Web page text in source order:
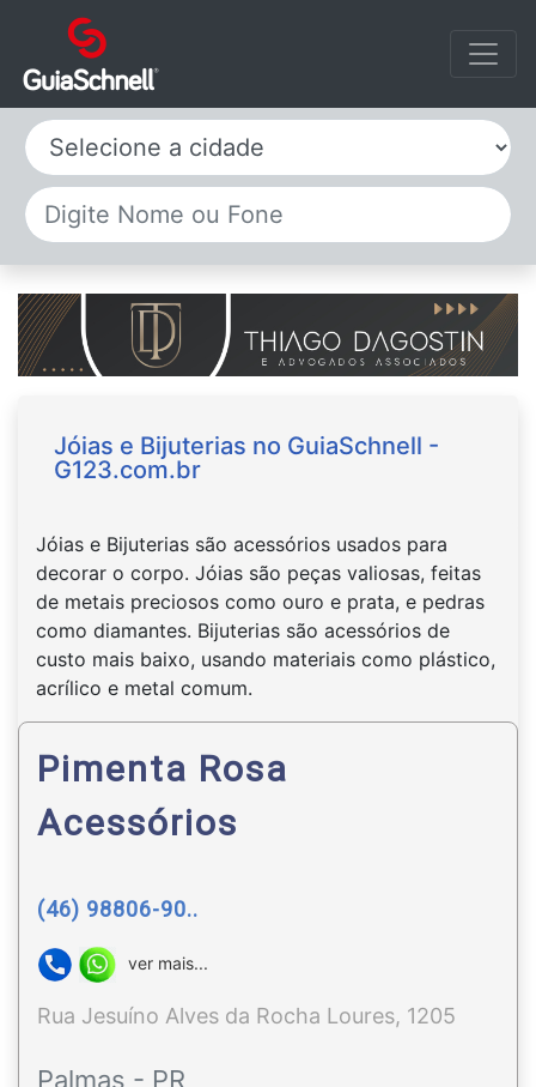
Selecione a cidade
Jóias e Bijuterias no GuiaSchnell -
G123.com.br
Jóias e Bijuterias são acessórios usados para
decorar o corpo. Jóias são peças valiosas, feitas
de metais preciosos como ouro e prata, e pedras
como diamantes. Bijuterias são acessórios de
custo mais baixo, usando materiais como plástico,
acrílico e metal comum.
Pimenta Rosa
Acessórios
(46) 98806-90..
ver mais...
Rua Jesuíno Alves da Rocha Loures, 1205
Palmas - PR